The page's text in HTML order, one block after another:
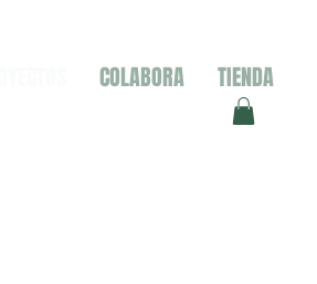
COLABORA TIENDA